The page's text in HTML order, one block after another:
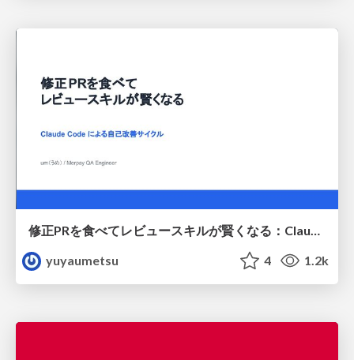
修正PRを食べてレビュースキルが賢くなる：Claude Codeによる自己改善サイクル
yuyaumetsu
4 1.2k